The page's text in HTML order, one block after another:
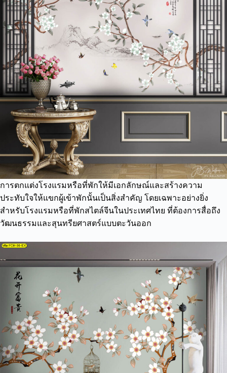
การตกแต่งโรงแรมหรือที่พักให้มีเอกลักษณ์และสร้างความ
ประทับใจให้แขกผู้เข้าพักนั้นเป็นสิ่งสำคัญ โดยเฉพาะอย่างยิ่ง
สำหรับโรงแรมหรือที่พักสไตล์จีนในประเทศไทย ที่ต้องการสื่อถึง
วัฒนธรรมและสุนทรียศาสตร์แบบตะวันออก